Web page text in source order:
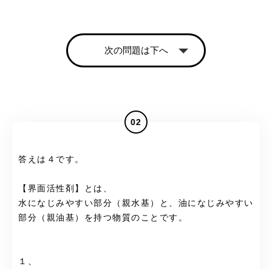
次の問題は下へ
02
答えは４です。
【界面活性剤】とは、
水になじみやすい部分（親水基）と、油になじみやすい
部分（親油基）を持つ物質のことです。
１、